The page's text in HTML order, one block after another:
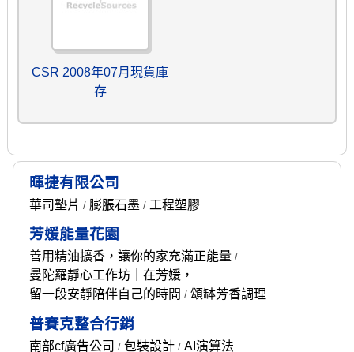
CSR 2008年07月現貨庫
存
暉捷有限公司
華司墊片 / 膨脹石墨 / 工程塑膠
芳媛能量花園
善用精油擴香，讓你的家充滿正能量/
曼陀羅靜心工作坊｜在芳媛，
留一段安靜陪伴自己的時間 / 頌缽芳香調理
普賽克整合行銷
南部cf廣告公司 / 包裝設計/ AI演算法